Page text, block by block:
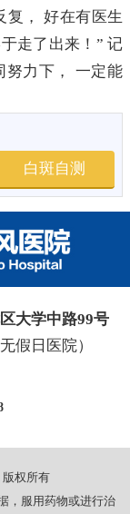
复， 好在有医生
走了出来！” 记
努力下， 一定能
白斑自测
大学中路99号
假日医院）
版权所有
，服用药物或进行治